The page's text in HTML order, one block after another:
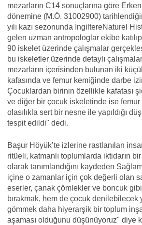
mezarların C14 sonuçlarına göre
dönemine (M.Ö. 31002900)
yılı kazı sezonunda İngiltereNaturel
gelen uzman antropologlar ekibe
90 iskelet üzerinde çalışmalar
bu iskeletler üzerinde detaylı
mezarların içerisinden bulunan iki
kafasında ve femur kemiğinde darbe
Çocuklardan birinin özellikle kafatası
ve diğer bir çocuk iskeletinde ise
olasılıkla sert bir nesne ile yapıldığı
tespit edildi" dedi.
Başur Höyük’te izlerine rastlanılan
ritüeli, katmanlı toplumlarda iktidarın
olarak tanımlandığını kaydeden
içine o zamanlar için çok değerli olan
eserler, çanak çömlekler ve boncuk
bırakmak, hem de çocuk denilebilecek
gömmek daha hiyerarşik bir toplum
aşaması olduğunu düşünüyoruz" diye